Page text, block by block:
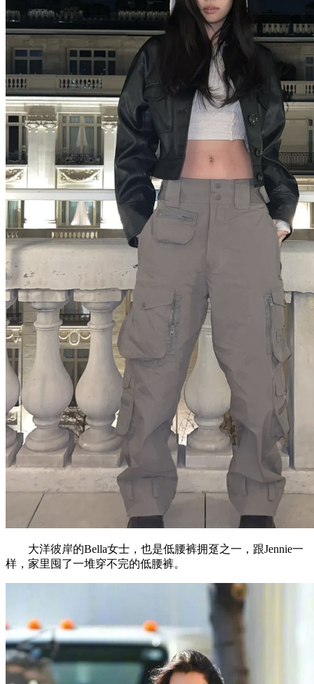
大洋彼岸的Bella女士，也是低腰裤拥趸之一，跟Jennie一
样，家里囤了一堆穿不完的低腰裤。